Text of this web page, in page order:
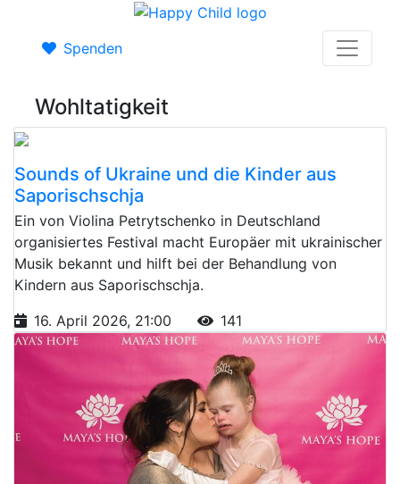
Spenden
Wohltatigkeit
Sounds of Ukraine und die Kinder aus
Saporischschja
Ein von Violina Petrytschenko in Deutschland
organisiertes Festival macht Europäer mit ukrainischer
Musik bekannt und hilft bei der Behandlung von
Kindern aus Saporischschja.
16. April 2026, 21:00
141